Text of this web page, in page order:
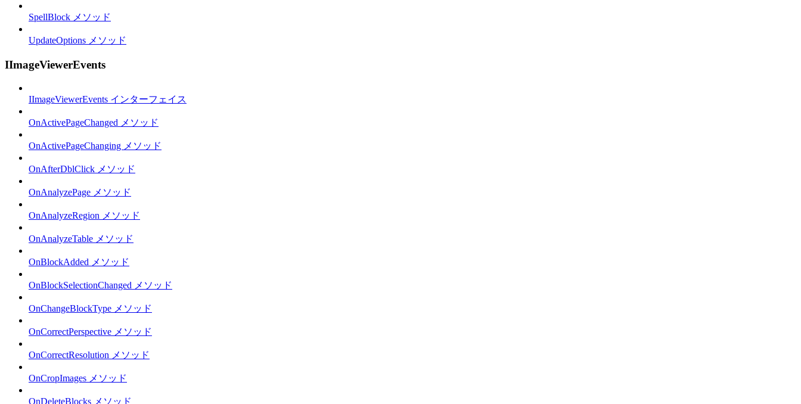
SpellBlock メソッド
UpdateOptions メソッド
IImageViewerEvents
IImageViewerEvents インターフェイス
OnActivePageChanged メソッド
OnActivePageChanging メソッド
OnAfterDblClick メソッド
OnAnalyzePage メソッド
OnAnalyzeRegion メソッド
OnAnalyzeTable メソッド
OnBlockAdded メソッド
OnBlockSelectionChanged メソッド
OnChangeBlockType メソッド
OnCorrectPerspective メソッド
OnCorrectResolution メソッド
OnCropImages メソッド
OnDeleteBlocks メソッド